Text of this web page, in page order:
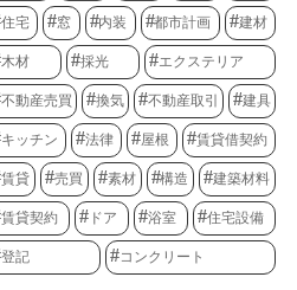
住宅 窓 内装 都市計画 建材
木材 採光 エクステリア
不動産売買 換気 不動産取引 建具
キッチン 法律 屋根 賃貸借契約
賃貸 売買 素材 構造 建築材料
賃貸契約 ドア 浴室 住宅設備
登記 コンクリート